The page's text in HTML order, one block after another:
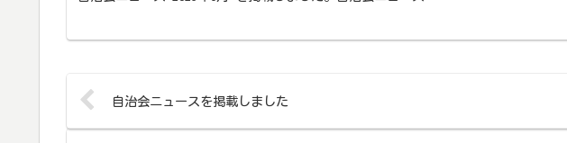
自治会ニュースを掲載しました